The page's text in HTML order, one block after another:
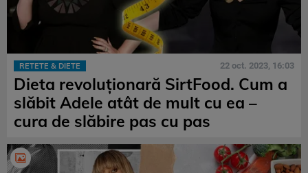
RETETE & DIETE 22 oct. 2023, 16:03
Dieta revoluționară SirtFood. Cum a
slăbit Adele atât de mult cu ea –
cura de slăbire pas cu pas